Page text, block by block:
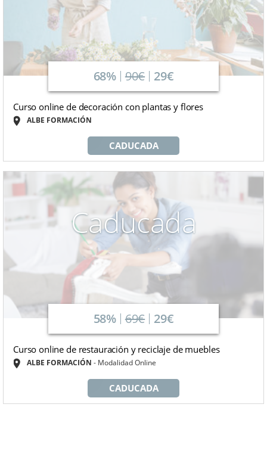
68% 90€ 29€
Curso online de decoración con plantas y flores
ALBE FORMACIÓN
CADUCADA
Caducada
58% 69€ 29€
Curso online de restauración y reciclaje de muebles
ALBE FORMACIÓN Modalidad Online
CADUCADA